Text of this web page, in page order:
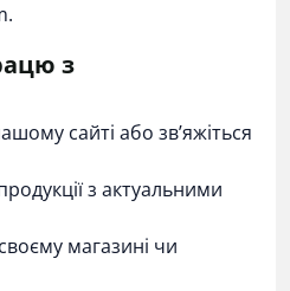
з
сайті або зв’яжіться
з актуальними
магазині чи